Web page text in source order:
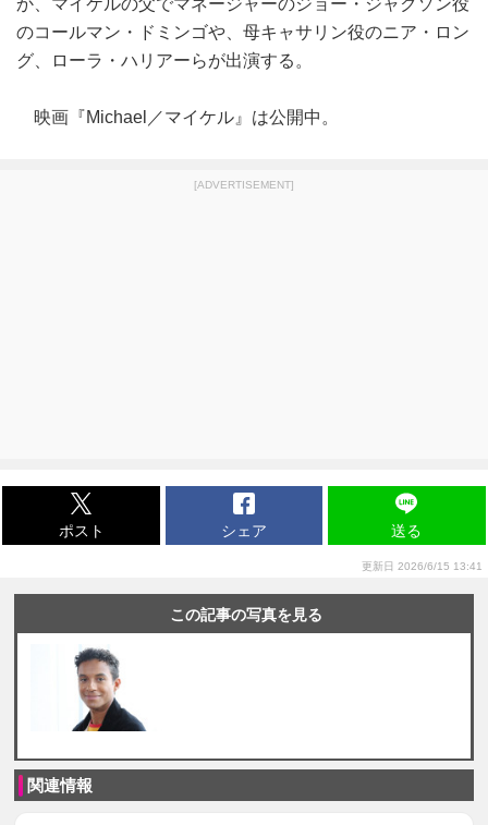
か、マイケルの父でマネージャーのジョー・ジャクソン役
のコールマン・ドミンゴや、母キャサリン役のニア・ロン
グ、ローラ・ハリアーらが出演する。
映画『Michael／マイケル』は公開中。
[ADVERTISEMENT]
ポスト シェア 送る
更新日 2026/6/15 13:41
この記事の写真を見る
関連情報